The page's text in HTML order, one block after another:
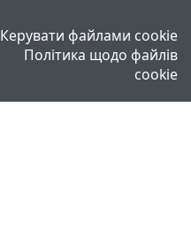
Керувати файлами cookie
Політика щодо файлів
cookie